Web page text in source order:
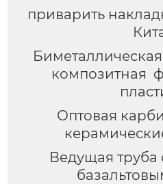
приварить
композитная
Оптовая
Ведущая труба